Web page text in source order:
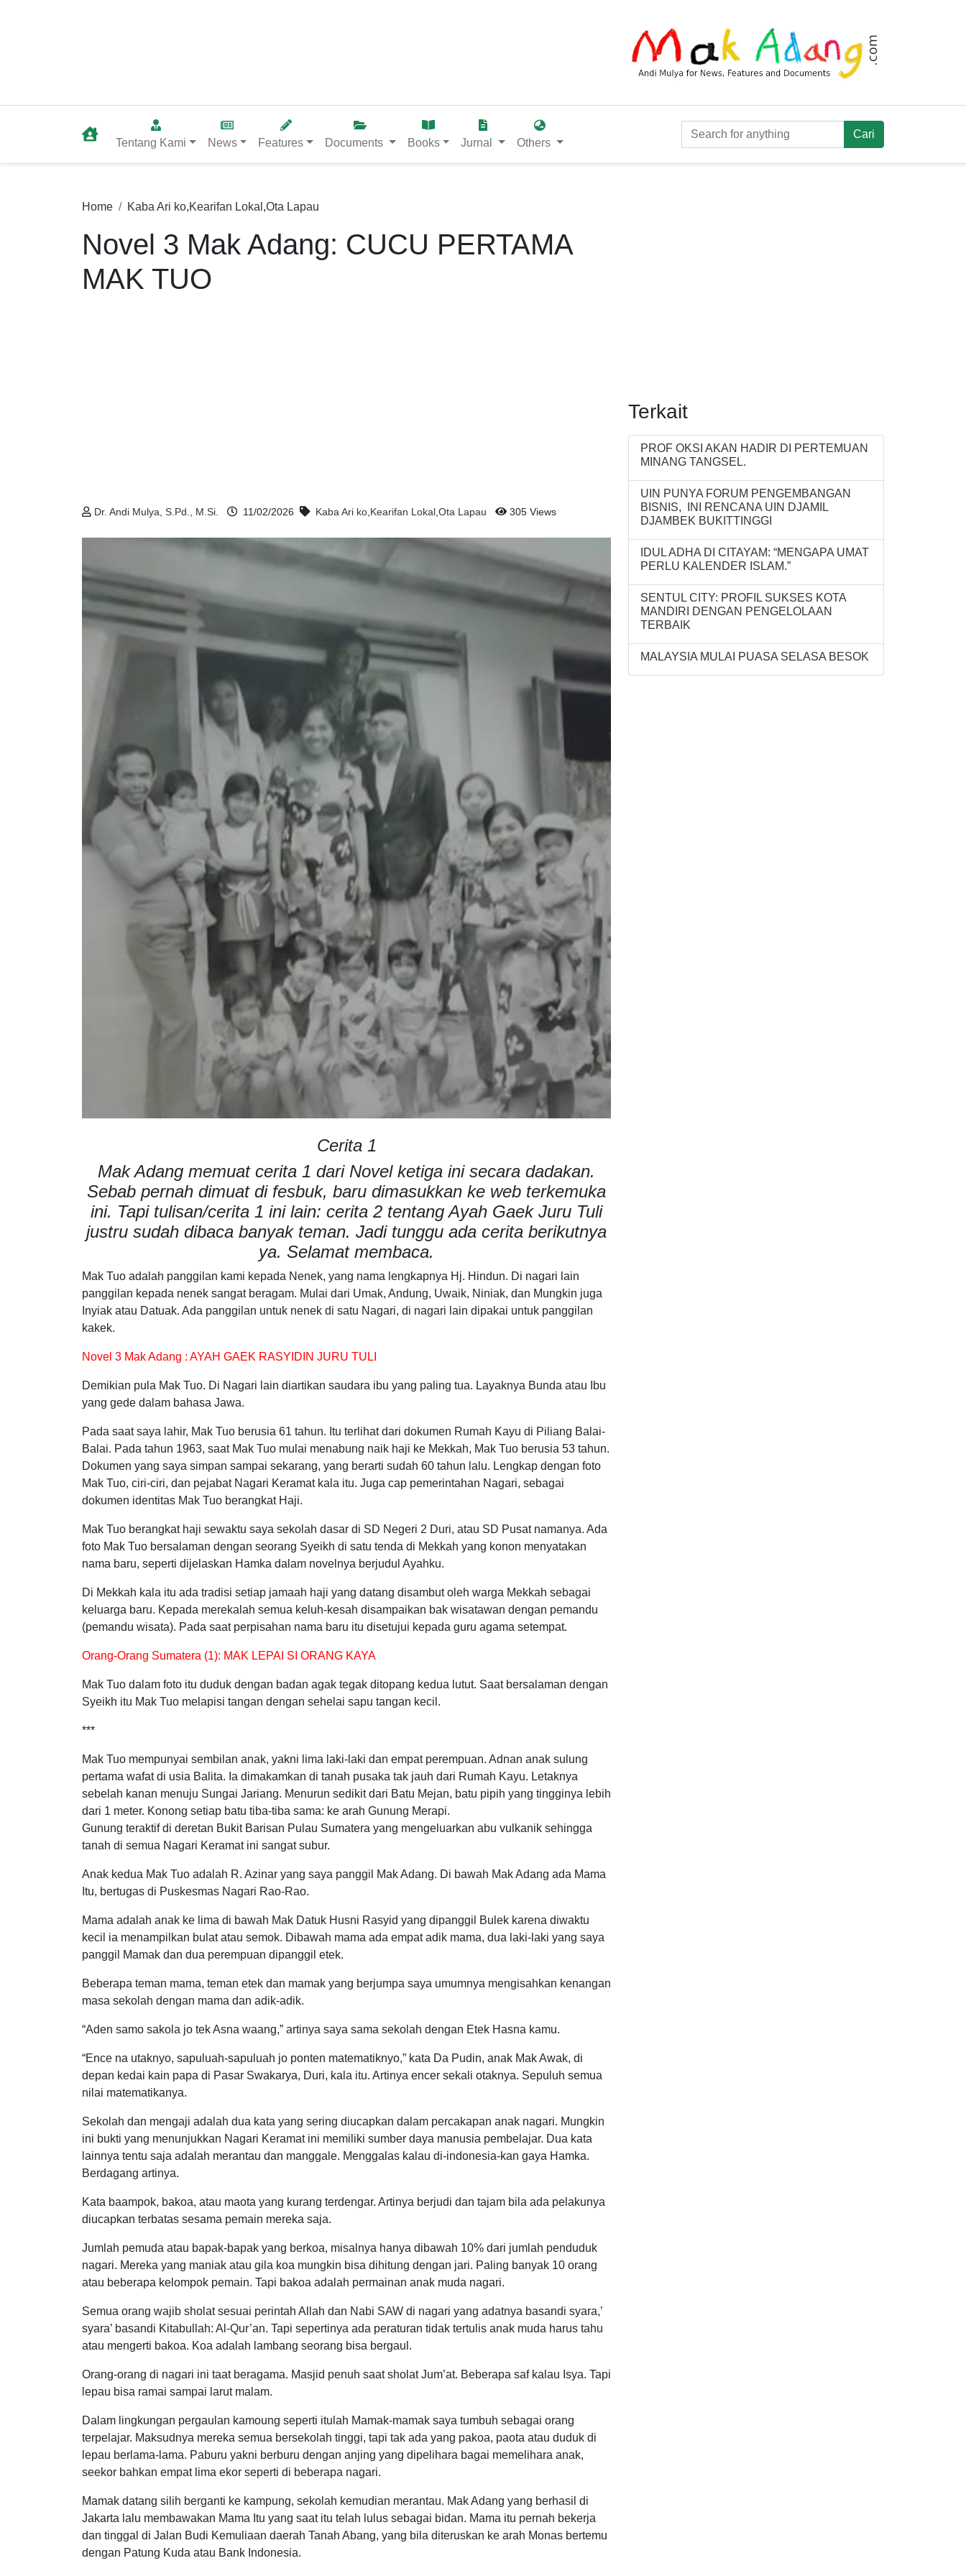
Tentang Kami News Features Documents Books Jurnal Others
Home Kaba Ari ko,Kearifan Lokal ,Ota Lapau
Novel 3 Mak Adang: CUCU PERTAMA
MAK TUO
Dr. Andi Mulya, S.Pd., M.Si. 11/02/2026 Kaba Ari ko Kearifan Lokal Ota Lapau 305 Views
Cerita 1
Mak Adang memuat cerita 1 dari Novel ketiga ini secara dadakan.
Sebab pernah dimuat di fesbuk, baru dimasukkan ke web terkemuka
ini. Tapi tulisan/cerita 1 ini lain: cerita 2 tentang Ayah Gaek Juru Tuli
justru sudah dibaca banyak teman. Jadi tunggu ada cerita berikutnya
ya. Selamat membaca.
Mak Tuo adalah panggilan kami kepada Nenek, yang nama lengkapnya Hj. Hindun. Di nagari lain
panggilan kepada nenek sangat beragam. Mulai dari Umak, Andung, Uwaik, Niniak, dan Mungkin juga
Inyiak atau Datuak. Ada panggilan untuk nenek di satu Nagari, di nagari lain dipakai untuk panggilan
kakek.
Novel 3 Mak Adang : AYAH GAEK RASYIDIN JURU TULI
Demikian pula Mak Tuo. Di Nagari lain diartikan saudara ibu yang paling tua. Layaknya Bunda atau Ibu
yang gede dalam bahasa Jawa.
Pada saat saya lahir, Mak Tuo berusia 61 tahun. Itu terlihat dari dokumen Rumah Kayu di Piliang Balai-
Balai. Pada tahun 1963, saat Mak Tuo mulai menabung naik haji ke Mekkah, Mak Tuo berusia 53 tahun.
Dokumen yang saya simpan sampai sekarang, yang berarti sudah 60 tahun lalu. Lengkap dengan foto
Mak Tuo, ciri-ciri, dan pejabat Nagari Keramat kala itu. Juga cap pemerintahan Nagari, sebagai
dokumen identitas Mak Tuo berangkat Haji.
Mak Tuo berangkat haji sewaktu saya sekolah dasar di SD Negeri 2 Duri, atau SD Pusat namanya. Ada
foto Mak Tuo bersalaman dengan seorang Syeikh di satu tenda di Mekkah yang konon menyatakan
nama baru, seperti dijelaskan Hamka dalam novelnya berjudul Ayahku.
Di Mekkah kala itu ada tradisi setiap jamaah haji yang datang disambut oleh warga Mekkah sebagai
keluarga baru. Kepada merekalah semua keluh-kesah disampaikan bak wisatawan dengan pemandu
(pemandu wisata). Pada saat perpisahan nama baru itu disetujui kepada guru agama setempat.
Orang-Orang Sumatera (1): MAK LEPAI SI ORANG KAYA
Mak Tuo dalam foto itu duduk dengan badan agak tegak ditopang kedua lutut. Saat bersalaman dengan
Syeikh itu Mak Tuo melapisi tangan dengan sehelai sapu tangan kecil.
***
Mak Tuo mempunyai sembilan anak, yakni lima laki-laki dan empat perempuan. Adnan anak sulung
pertama wafat di usia Balita. Ia dimakamkan di tanah pusaka tak jauh dari Rumah Kayu. Letaknya
sebelah kanan menuju Sungai Jariang. Menurun sedikit dari Batu Mejan, batu pipih yang tingginya lebih
dari 1 meter. Konong setiap batu tiba-tiba sama: ke arah Gunung Merapi.
Gunung teraktif di deretan Bukit Barisan Pulau Sumatera yang mengeluarkan abu vulkanik sehingga
tanah di semua Nagari Keramat ini sangat subur.
Anak kedua Mak Tuo adalah R. Azinar yang saya panggil Mak Adang. Di bawah Mak Adang ada Mama
Itu, bertugas di Puskesmas Nagari Rao-Rao.
Mama adalah anak ke lima di bawah Mak Datuk Husni Rasyid yang dipanggil Bulek karena diwaktu
kecil ia menampilkan bulat atau semok. Dibawah mama ada empat adik mama, dua laki-laki yang saya
panggil Mamak dan dua perempuan dipanggil etek.
Beberapa teman mama, teman etek dan mamak yang berjumpa saya umumnya mengisahkan kenangan
masa sekolah dengan mama dan adik-adik.
“Aden samo sakola jo tek Asna waang,” artinya saya sama sekolah dengan Etek Hasna kamu.
“Ence na utaknyo, sapuluah-sapuluah jo ponten matematiknyo,” kata Da Pudin, anak Mak Awak, di
depan kedai kain papa di Pasar Swakarya, Duri, kala itu. Artinya encer sekali otaknya. Sepuluh semua
nilai matematikanya.
Sekolah dan mengaji adalah dua kata yang sering diucapkan dalam percakapan anak nagari. Mungkin
ini bukti yang menunjukkan Nagari Keramat ini memiliki sumber daya manusia pembelajar. Dua kata
lainnya tentu saja adalah merantau dan manggale. Menggalas kalau di-indonesia-kan gaya Hamka.
Berdagang artinya.
Kata baampok, bakoa, atau maota yang kurang terdengar. Artinya berjudi dan tajam bila ada pelakunya
diucapkan terbatas sesama pemain mereka saja.
Jumlah pemuda atau bapak-bapak yang berkoa, misalnya hanya dibawah 10% dari jumlah penduduk
nagari. Mereka yang maniak atau gila koa mungkin bisa dihitung dengan jari. Paling banyak 10 orang
atau beberapa kelompok pemain. Tapi bakoa adalah permainan anak muda nagari.
Semua orang wajib sholat sesuai perintah Allah dan Nabi SAW di nagari yang adatnya basandi syara,’
syara’ basandi Kitabullah: Al-Qur’an. Tapi sepertinya ada peraturan tidak tertulis anak muda harus tahu
atau mengerti bakoa. Koa adalah lambang seorang bisa bergaul.
Orang-orang di nagari ini taat beragama. Masjid penuh saat sholat Jum’at. Beberapa saf kalau Isya. Tapi
lepau bisa ramai sampai larut malam.
Dalam lingkungan pergaulan kamoung seperti itulah Mamak-mamak saya tumbuh sebagai orang
terpelajar. Maksudnya mereka semua bersekolah tinggi, tapi tak ada yang pakoa, paota atau duduk di
lepau berlama-lama. Paburu yakni berburu dengan anjing yang dipelihara bagai memelihara anak,
seekor bahkan empat lima ekor seperti di beberapa nagari.
Mamak datang silih berganti ke kampung, sekolah kemudian merantau. Mak Adang yang berhasil di
Jakarta lalu membawakan Mama Itu yang saat itu telah lulus sebagai bidan. Mama itu pernah bekerja
dan tinggal di Jalan Budi Kemuliaan daerah Tanah Abang, yang bila diteruskan ke arah Monas bertemu
dengan Patung Kuda atau Bank Indonesia.
Terkait
PROF OKSI AKAN HADIR DI PERTEMUAN
MINANG TANGSEL.
UIN PUNYA FORUM PENGEMBANGAN
BISNIS, INI RENCANA UIN DJAMIL
DJAMBEK BUKITTINGGI
IDUL ADHA DI CITAYAM: “MENGAPA UMAT
PERLU KALENDER ISLAM.”
SENTUL CITY: PROFIL SUKSES KOTA
MANDIRI DENGAN PENGELOLAAN
TERBAIK
MALAYSIA MULAI PUASA SELASA BESOK